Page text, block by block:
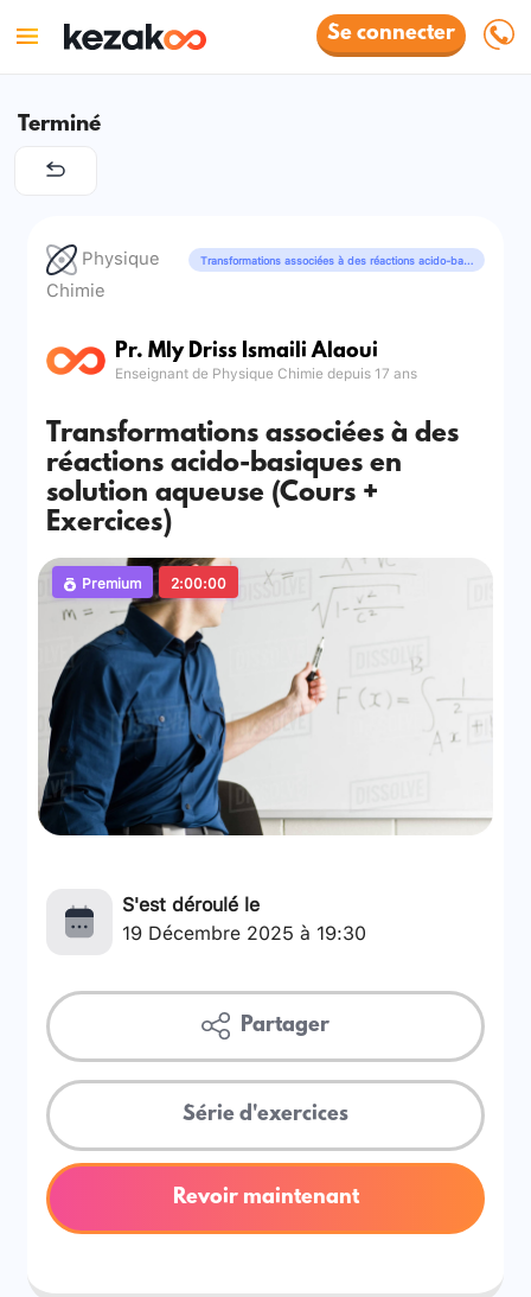
Se connecter
Terminé
Physique
Chimie
Transformations associées à des réactions acido-basiques
Pr. Mly Driss Ismaili Alaoui
Enseignant de Physique Chimie depuis 17 ans
Transformations associées à des
réactions acido-basiques en
solution aqueuse (Cours +
Exercices)
Premium 2:00:00
S'est déroulé le
19 Décembre 2025 à 19:30
Partager
Série d'exercices
Revoir maintenant